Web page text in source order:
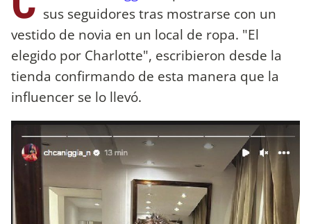
sus seguidores tras mostrarse con un
vestido de novia en un local de ropa. "El
elegido por Charlotte", escribieron desde la
tienda confirmando de esta manera que la
influencer se lo llevó.